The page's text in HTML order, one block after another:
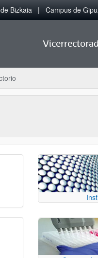
Bizkaia Campus de